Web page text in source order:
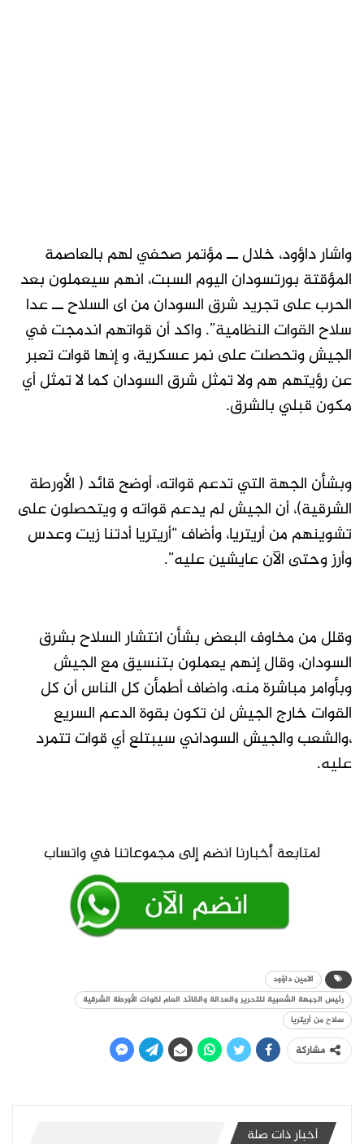
واشار داؤود، خلال ــ مؤتمر صحفي لهم بالعاصمة
المؤقتة بورتسودان اليوم السبت، انهم سيعملون بعد
الحرب على تجريد شرق السودان من اى السلاح ــ عدا
سلاح القوات النظامية”. واكد أن قواتهم اندمجت في
الجيش وتحصلت على نمر عسكرية، و إنها قوات تعبر
عن رؤيتهم هم ولا تمثل شرق السودان كما لا تمثل أي
مكون قبلي بالشرق.
وبشأن الجهة التي تدعم قواته، أوضح قائد ( الأورطة
الشرقية)، أن الجيش لم يدعم قواته و ويتحصلون على
تشوينهم من أريتريا، وأضاف “أريتريا أدتنا زيت وعدس
وأرز وحتى الآن عايشين عليه”.
وقلل من مخاوف البعض بشأن انتشار السلاح بشرق
السودان، وقال إنهم يعملون بتنسيق مع الجيش
وبأوامر مباشرة منه، واضاف أطمأن كل الناس أن كل
القوات خارج الجيش لن تكون بقوة الدعم السريع
،والشعب والجيش السوداني سيبتلع أي قوات تتمرد
عليه.
الامين داؤود
رئيس الجبهة الشعبية للتحرير والعدالة والقائد العام لقوات الأورطة الشرقية
سلاح من أريتريا
مشاركة
أخبار ذات صلة